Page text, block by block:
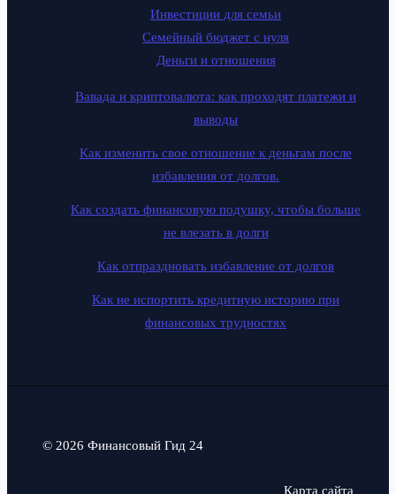
Инвестиции для семьи
Семейный бюджет с нуля
Деньги и отношения
Вавада и криптовалюта: как проходят платежи и
выводы
Как изменить свое отношение к деньгам после
избавления от долгов.
Как создать финансовую подушку, чтобы больше
не влезать в долги
Как отпраздновать избавление от долгов
Как не испортить кредитную историю при
финансовых трудностях
© 2026 Финансовый Гид 24
Карта сайта